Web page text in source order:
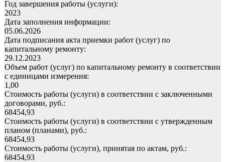
Год завершения работы (услуги):
2023
Дата заполнения информации:
05.06.2026
Дата подписания акта приемки работ (услуг) по
капитальному ремонту:
29.12.2023
Объем работ (услуг) по капитальному ремонту в соответствии
с единицами измерения:
1,00
Стоимость работы (услуги) в соответствии с заключенными
договорами, руб.:
68454,93
Стоимость работы (услуги) в соответствии с утвержденным
планом (планами), руб.:
68454,93
Стоимость работы (услуги), принятая по актам, руб.:
68454,93